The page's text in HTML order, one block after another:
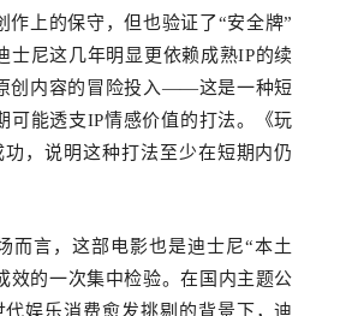
作上的保守，但也验证了“安全牌”
士尼这几年明显更依赖成熟IP的续
创内容的冒险投入——这是一种短
可能透支IP情感价值的打法。 《玩
功，说明这种打法至少在短期内仍
而言，这部电影也是迪士尼“本土
效的一次集中检验。在国内主题公
代娱乐消费愈发挑剔的背景下，迪